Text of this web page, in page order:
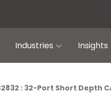
Industries Insights
: 32-Port Short Depth